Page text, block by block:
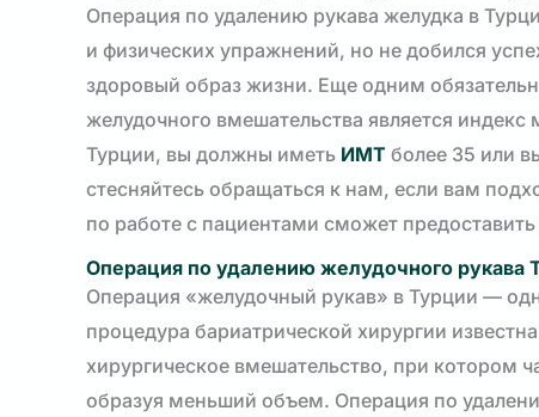
Операция по удалению рукава желудка в
и физических упражнений, но не добился
здоровый образ жизни. Еще одним
желудочного вмешательства является
Турции, вы должны иметь ИМТ более 35 или
стесняйтесь обращаться к нам, если вам
по работе с пациентами сможет
Операция по удалению желудочного рукава
Операция «желудочный рукав» в Турции —
процедура бариатрической хирургии
хирургическое вмешательство, при котором
образуя меньший объем. Операция по